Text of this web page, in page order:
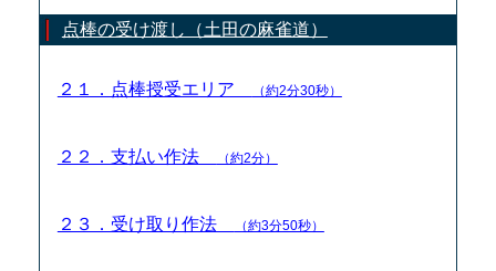
点棒の受け渡し（土田の麻雀道）
２１．点棒授受エリア （約2分30秒）
２２．支払い作法 （約2分）
２３．受け取り作法 （約3分50秒）